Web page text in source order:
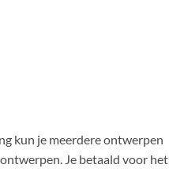
kun je meerdere ontwerpen
Je betaald voor het